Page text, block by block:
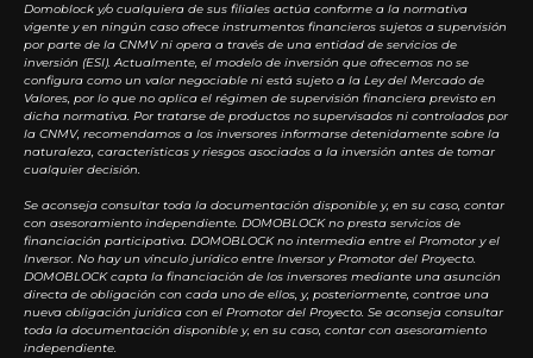
Domoblock y/o cualquiera de sus filiales actúa conforme a la normativa
vigente y en ningún caso ofrece instrumentos financieros sujetos a supervisión
por parte de la CNMV ni opera a través de una entidad de servicios de
inversión (ESI). Actualmente, el modelo de inversión que ofrecemos no se
configura como un valor negociable ni está sujeto a la Ley del Mercado de
Valores, por lo que no aplica el régimen de supervisión financiera previsto en
dicha normativa. Por tratarse de productos no supervisados ni controlados por
la CNMV, recomendamos a los inversores informarse detenidamente sobre la
naturaleza, características y riesgos asociados a la inversión antes de tomar
cualquier decisión.
Se aconseja consultar toda la documentación disponible y, en su caso, contar
con asesoramiento independiente. DOMOBLOCK no presta servicios de
financiación participativa. DOMOBLOCK no intermedia entre el Promotor y el
Inversor. No hay un vínculo jurídico entre Inversor y Promotor del Proyecto.
DOMOBLOCK capta la financiación de los inversores mediante una asunción
directa de obligación con cada uno de ellos, y, posteriormente, contrae una
nueva obligación jurídica con el Promotor del Proyecto. Se aconseja consultar
toda la documentación disponible y, en su caso, contar con asesoramiento
independiente.